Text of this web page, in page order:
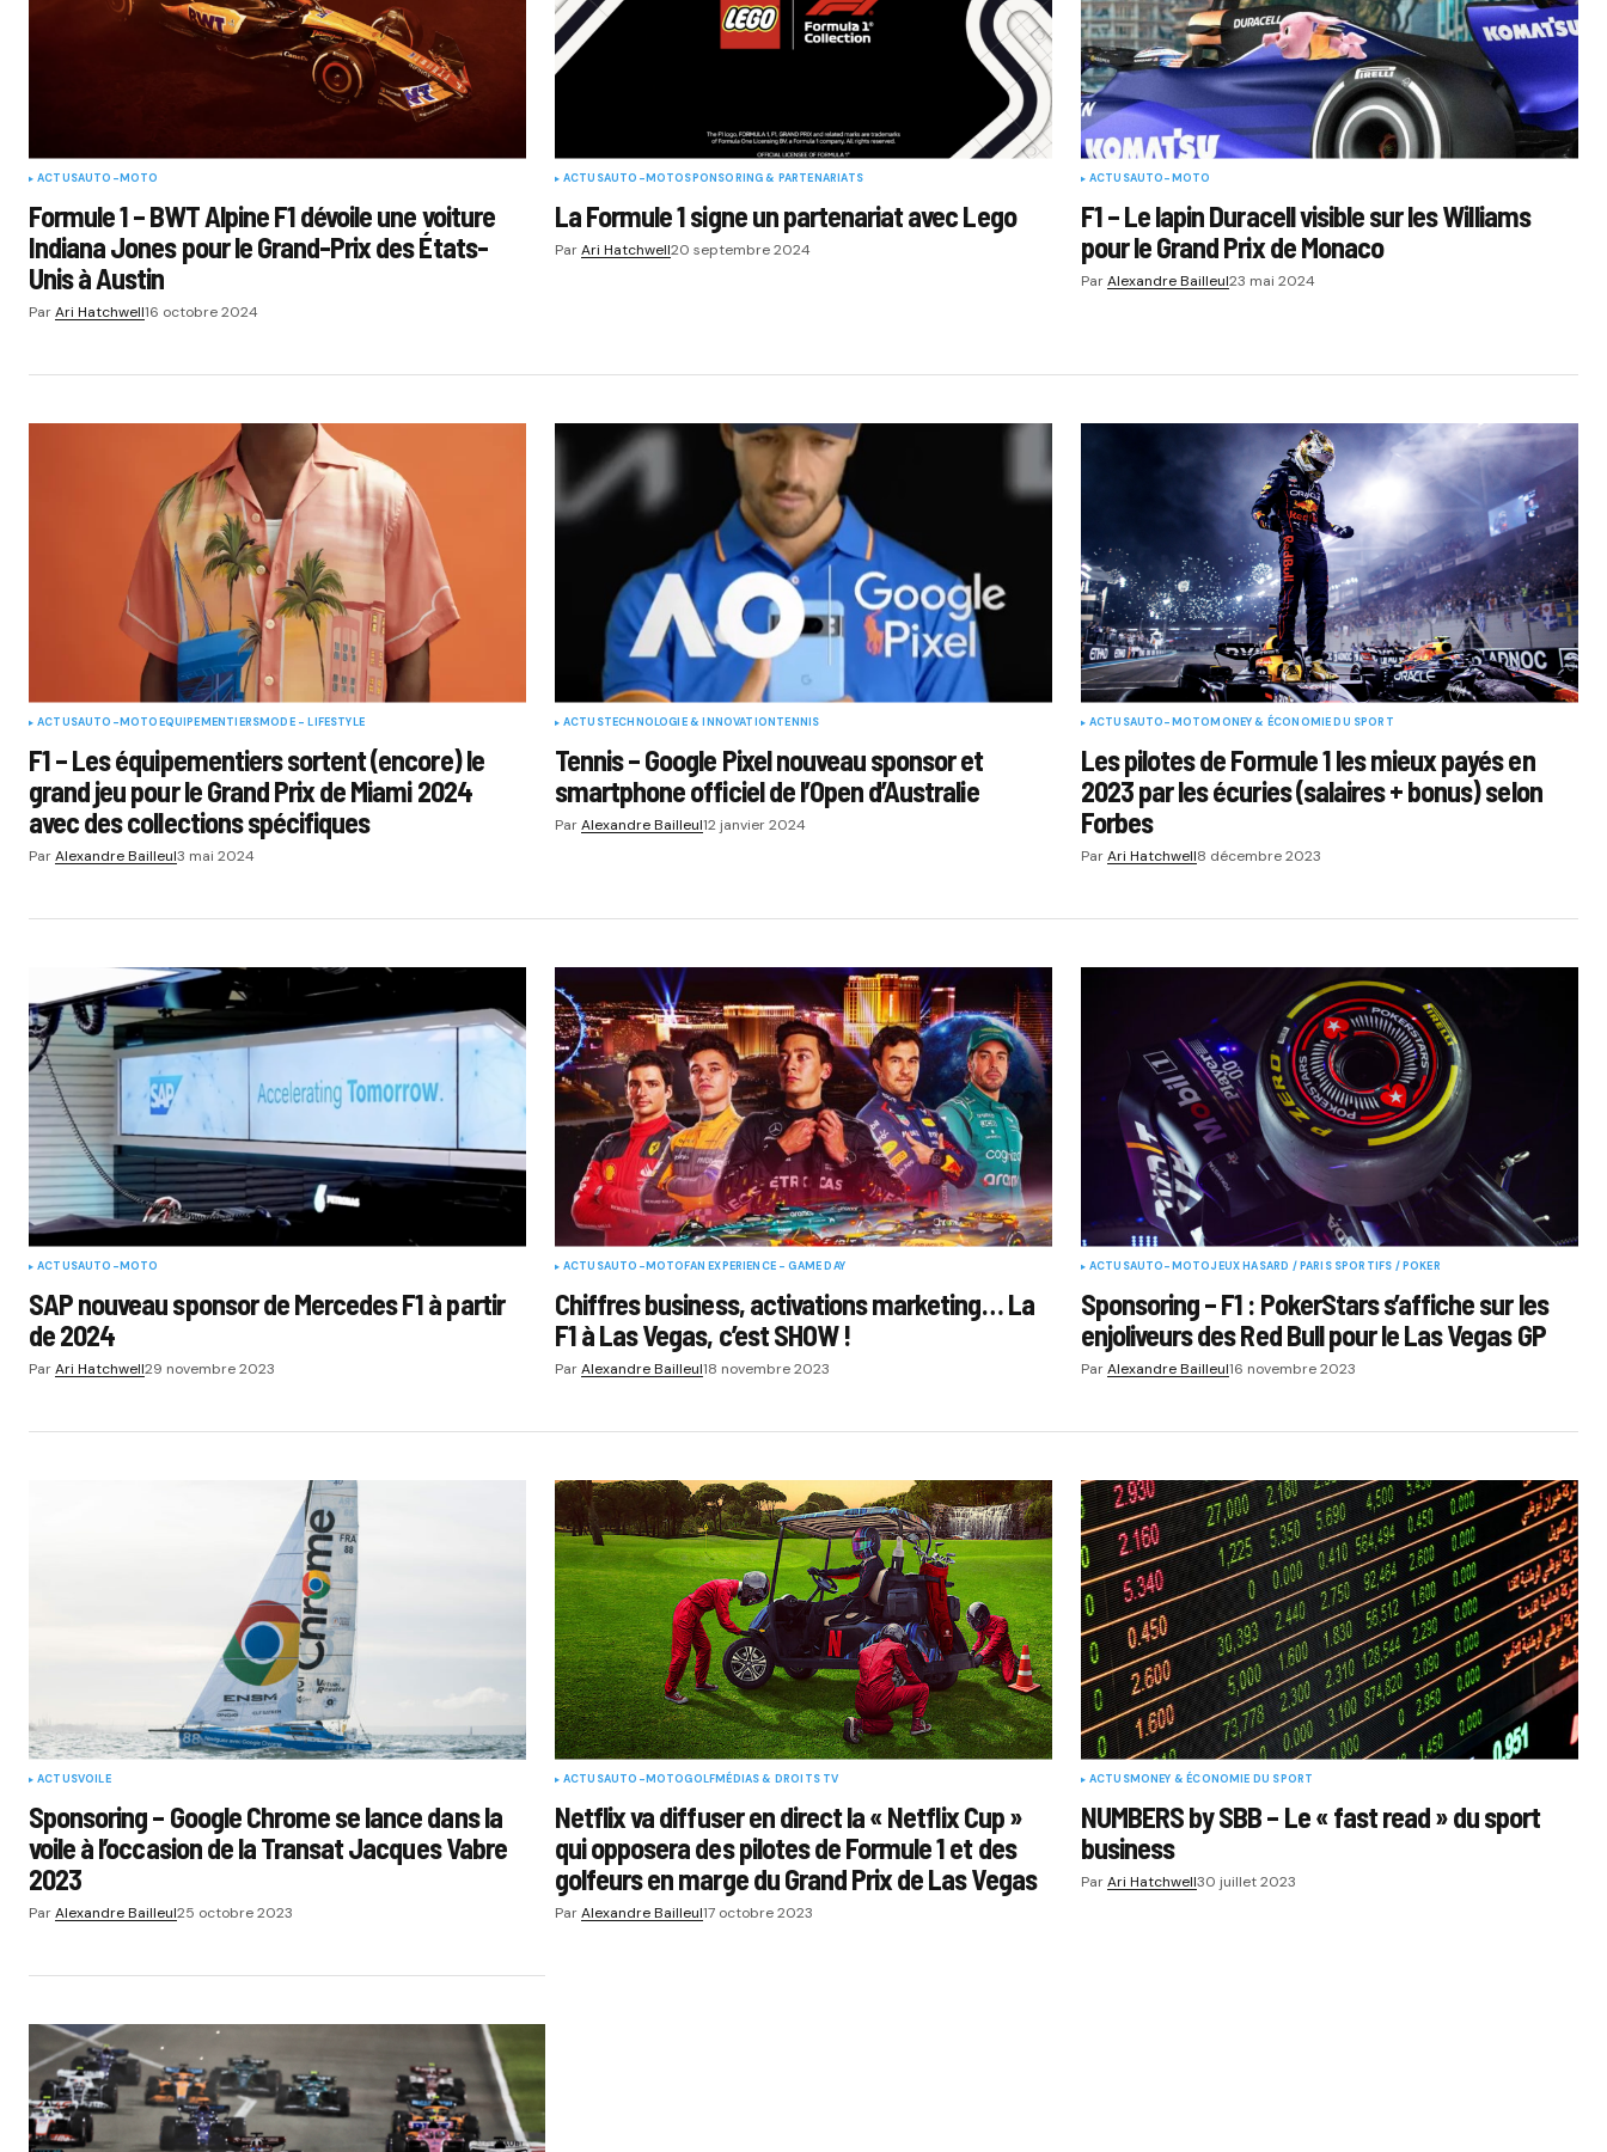
ACTUSAUTO-MOTO
Formule 1 – BWT Alpine F1 dévoile une voiture
Indiana Jones pour le Grand-Prix des États-
Unis à Austin
ParAri Hatchwell16 octobre 2024
ACTUSAUTO-MOTOSPONSORING & PARTENARIATS
La Formule 1 signe un partenariat avec Lego
ParAri Hatchwell20 septembre 2024
ACTUSAUTO-MOTO
F1 – Le lapin Duracell visible sur les Williams
pour le Grand Prix de Monaco
ParAlexandre Bailleul23 mai 2024
ACTUSAUTO-MOTOEQUIPEMENTIERSMODE - LIFESTYLE
F1 – Les équipementiers sortent (encore) le
grand jeu pour le Grand Prix de Miami 2024
avec des collections spécifiques
ParAlexandre Bailleul3 mai 2024
ACTUSTECHNOLOGIE & INNOVATIONTENNIS
Tennis – Google Pixel nouveau sponsor et
smartphone officiel de l’Open d’Australie
ParAlexandre Bailleul12 janvier 2024
ACTUSAUTO-MOTOMONEY & ÉCONOMIE DU SPORT
Les pilotes de Formule 1 les mieux payés en
2023 par les écuries (salaires + bonus) selon
Forbes
ParAri Hatchwell8 décembre 2023
ACTUSAUTO-MOTO
SAP nouveau sponsor de Mercedes F1 à partir
de 2024
ParAri Hatchwell29 novembre 2023
ACTUSAUTO-MOTOFAN EXPERIENCE - GAME DAY
Chiffres business, activations marketing… La
F1 à Las Vegas, c’est SHOW !
ParAlexandre Bailleul18 novembre 2023
ACTUSAUTO-MOTOJEUX HASARD / PARIS SPORTIFS / POKER
Sponsoring – F1 : PokerStars s’affiche sur les
enjoliveurs des Red Bull pour le Las Vegas GP
ParAlexandre Bailleul16 novembre 2023
ACTUSVOILE
Sponsoring – Google Chrome se lance dans la
voile à l’occasion de la Transat Jacques Vabre
2023
ParAlexandre Bailleul25 octobre 2023
ACTUSAUTO-MOTOGOLFMÉDIAS & DROITS TV
Netflix va diffuser en direct la « Netflix Cup »
qui opposera des pilotes de Formule 1 et des
golfeurs en marge du Grand Prix de Las Vegas
ParAlexandre Bailleul17 octobre 2023
ACTUSMONEY & ÉCONOMIE DU SPORT
NUMBERS by SBB – Le « fast read » du sport
business
ParAri Hatchwell30 juillet 2023